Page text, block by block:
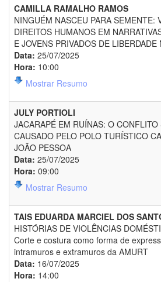
CAMILLA RAMALHO RAMOS
NINGUÉM NASCEU PARA SEMENTE:
DIREITOS HUMANOS EM
E JOVENS PRIVADOS DE LIBERDADE
Data: 25/07/2025
Hora: 10:00
Mostrar Resumo
JULY PORTIOLI
JACARAPÉ EM RUÍNAS: O
CAUSADO PELO POLO TURÍSTICO
JOÃO PESSOA
Data: 25/07/2025
Hora: 09:00
Mostrar Resumo
TAIS EDUARDA MARCIEL DOS
HISTÓRIAS DE VIOLÊNCIAS
Corte e costura como forma de
intramuros e extramuros da AMURT
Data: 16/07/2025
Hora: 14:00